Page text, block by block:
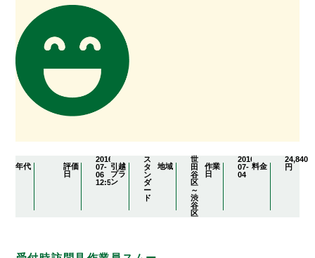
年代
評価
日
2016-
07-
06
12:51:14
引越
プラ
ン
ス
タ
ン
ダ
ー
ド
地域
世
田
谷
区
～
渋
谷
区
作業
日
2016-
07-
04
料金
24,840
円